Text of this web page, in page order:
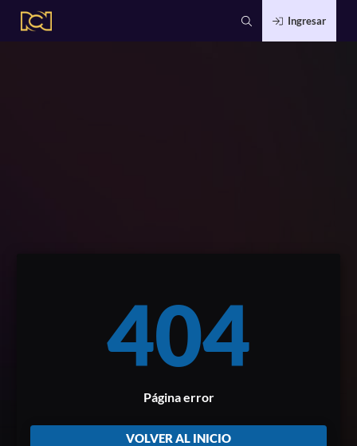
Ingresar
404
Página error
VOLVER AL INICIO